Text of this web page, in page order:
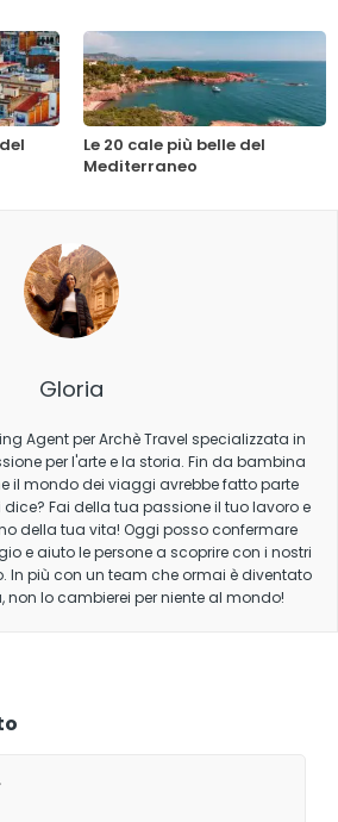
Le 20 cale più belle del
Mediterraneo
Gloria
Agent per Archè Travel specializzata in
per l'arte e la storia. Fin da bambina
il mondo dei viaggi avrebbe fatto parte
Fai della tua passione il tuo lavoro e
della tua vita! Oggi posso confermare
e aiuto le persone a scoprire con i nostri
In più con un team che ormai è diventato
lo cambierei per niente al mondo!